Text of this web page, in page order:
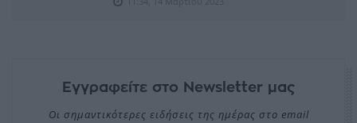
Εγγραφείτε στο Newsletter μας
Οι σημαντικότερες ειδήσεις της ημέρας στο email